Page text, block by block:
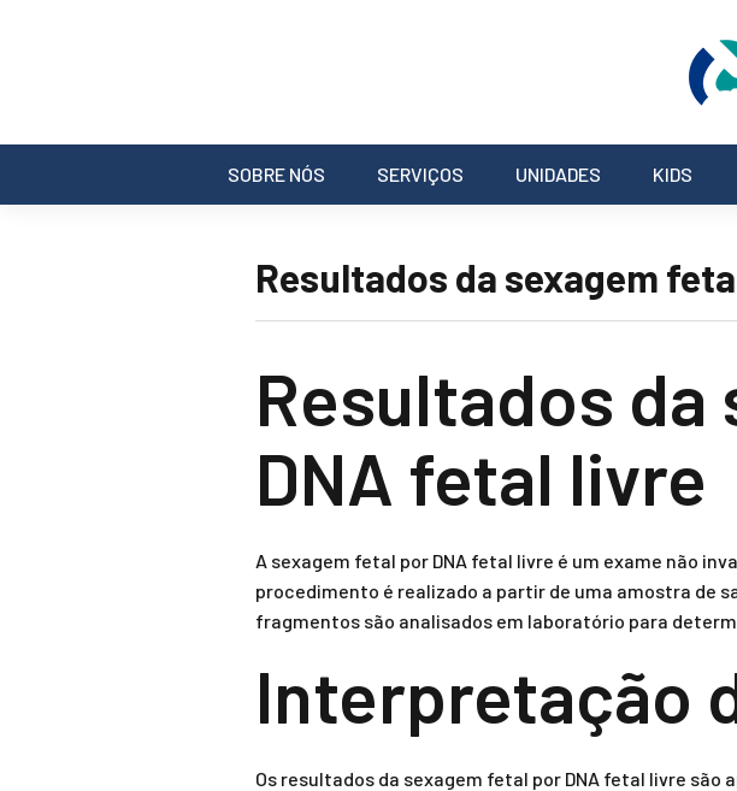
SOBRE NÓS SERVIÇOS UNIDADES KIDS
Resultados da sexagem
Resultados
DNA fetal livre
A sexagem fetal por DNA fetal livre é um exame não
procedimento é realizado a partir de uma amostra de
fragmentos são analisados em laboratório para
Interpretação
Os resultados da sexagem fetal por DNA fetal livre